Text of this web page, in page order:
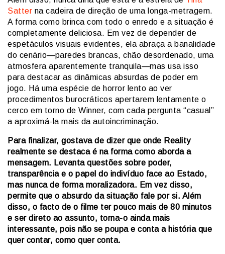
Satter na cadeira de direção de uma longa-metragem.
A forma como brinca com todo o enredo e a situação é
completamente deliciosa. Em vez de depender de
espetáculos visuais evidentes, ela abraça a banalidade
do cenário—paredes brancas, chão desordenado, uma
atmosfera aparentemente tranquila—mas usa isso
para destacar as dinâmicas absurdas de poder em
jogo. Há uma espécie de horror lento ao ver
procedimentos burocráticos apertarem lentamente o
cerco em torno de Winner, com cada pergunta “casual”
a aproximá-la mais da autoincriminação.
Para finalizar, gostava de dizer que onde Reality
realmente se destaca é na forma como aborda a
mensagem. Levanta questões sobre poder,
transparência e o papel do indivíduo face ao Estado,
mas nunca de forma moralizadora. Em vez disso,
permite que o absurdo da situação fale por si. Além
disso, o facto de o filme ter pouco mais de 80 minutos
e ser direto ao assunto, torna-o ainda mais
interessante, pois não se poupa e conta a história que
quer contar, como quer conta.